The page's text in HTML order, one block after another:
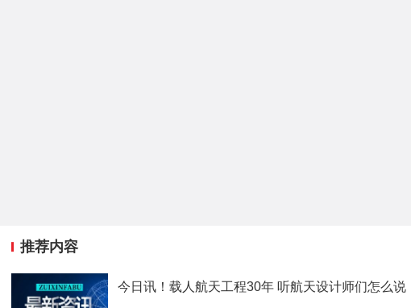
推荐内容
今日讯！载人航天工程30年 听航天设计师们怎么说